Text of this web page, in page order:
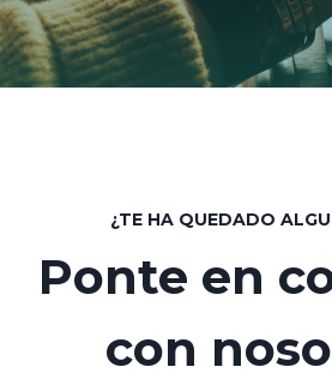
¿TE HA QUEDADO
Ponte en
con